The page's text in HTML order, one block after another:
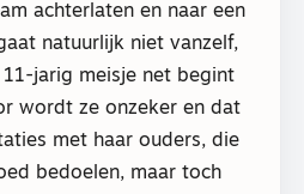
achterlaten en naar een
natuurlijk niet vanzelf,
jarig meisje net begint
wordt ze onzeker en dat
met haar ouders, die
bedoelen, maar toch